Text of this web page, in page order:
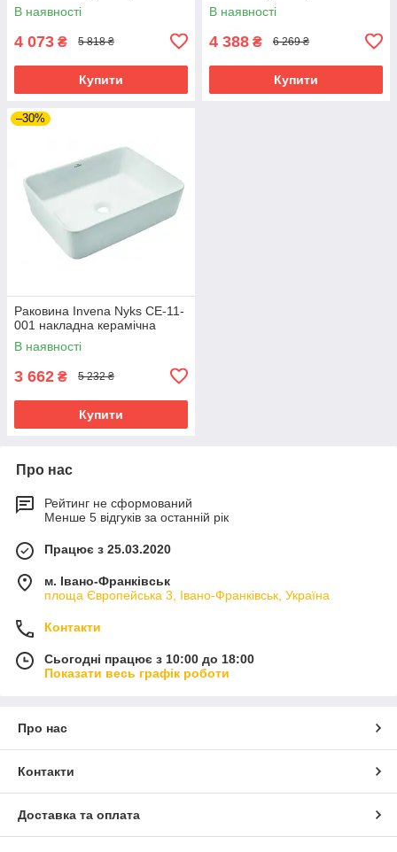
В наявності
4 073 ₴ 5 818 ₴
Купити
В наявності
4 388 ₴ 6 269 ₴
Купити
–30%
Раковина Invena Nyks CE-11-
001 накладна керамічна
В наявності
3 662 ₴ 5 232 ₴
Купити
Про нас
Рейтинг не сформований
Менше 5 відгуків за останній рік
Працює з 25.03.2020
м. Івано-Франківськ
площа Європейська 3, Івано-Франківськ, Україна
Контакти
Сьогодні працює з 10:00 до 18:00
Показати весь графік роботи
Про нас
Контакти
Доставка та оплата